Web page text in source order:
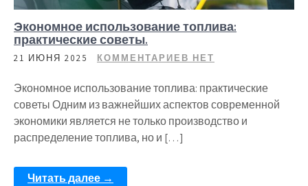
Экономное использование топлива:
практические советы.
21 ИЮНЯ 2025 КОММЕНТАРИЕВ НЕТ
Экономное использование топлива: практические
советы Одним из важнейших аспектов современной
экономики является не только производство и
распределение топлива, но и […]
Читать далее →